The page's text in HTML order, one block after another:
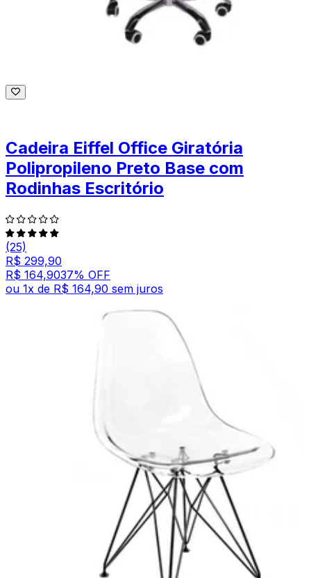
Cadeira Eiffel Office Giratória
Polipropileno Preto Base com
Rodinhas Escritório
(25)
R$ 299,90
R$ 164,9037% OFF
ou 1x de R$ 164,90 sem juros